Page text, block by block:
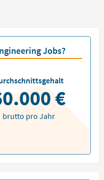
Jobs?
€
brutto pro Jahr